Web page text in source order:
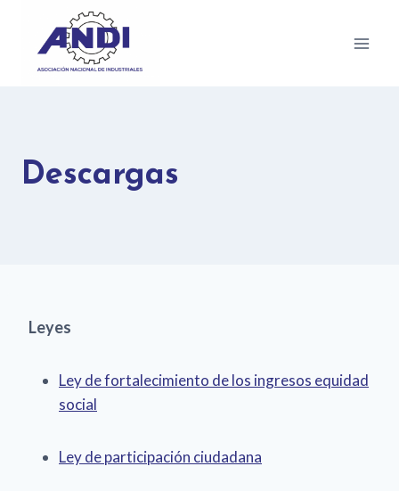
Descargas
Leyes
Ley de fortalecimiento de los ingresos equidad
social
Ley de participación ciudadana